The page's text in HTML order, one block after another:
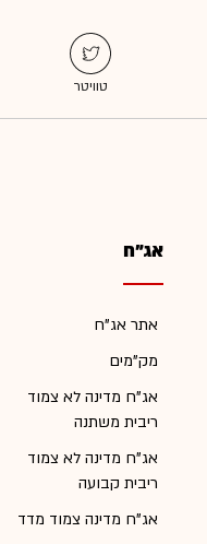
אג"ח
אתר אג"ח
מק"מים
אג"ח מדינה לא צמוד
ריבית משתנה
אג"ח מדינה לא צמוד
ריבית קבועה
אג"ח מדינה צמוד מדד